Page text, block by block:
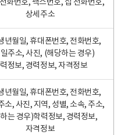
화번호, 팩스번호, 집 전화번호,
상세주소
년월일, 휴대폰번호, 전화번호,
주소, 사진, (해당하는 경우)
정보, 경력정보, 자격정보
년월일, 휴대폰번호, 전화번호,
소, 사진, 지역, 성별, 소속, 주소,
는 경우)학력정보, 경력정보,
자격정보